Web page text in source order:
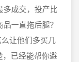
多成交，投产比
一直拖后腿？
让他们多买几
，已经能帮你避